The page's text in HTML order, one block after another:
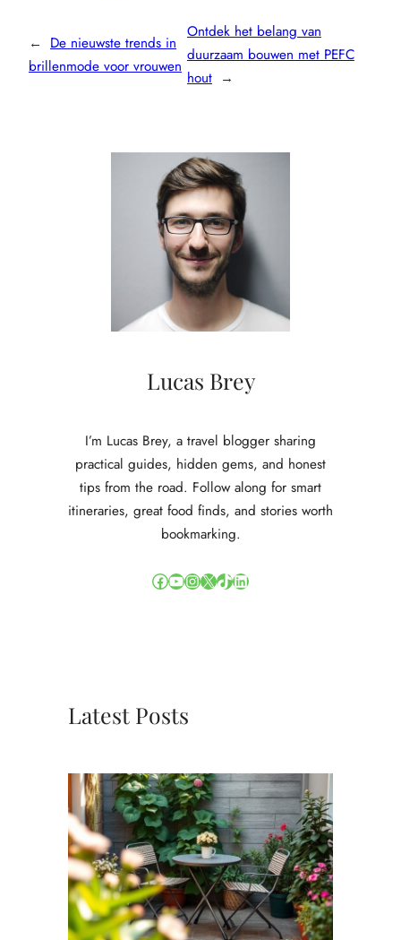
← De nieuwste trends in
brillenmode voor vrouwen
Ontdek het belang van
duurzaam bouwen met PEFC
hout →
Lucas Brey
I’m Lucas Brey, a travel blogger sharing
practical guides, hidden gems, and honest
tips from the road. Follow along for smart
itineraries, great food finds, and stories worth
bookmarking.
Facebook YouTube InstagramX TikTok LinkedIn
Latest Posts